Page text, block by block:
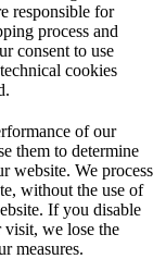
responsible for
process and
consent to use
cookies
of our
them to determine
website. We process
without the use of
If you disable
visit, we lose the
measures.